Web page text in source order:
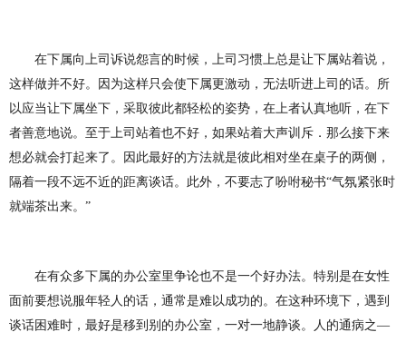
在下属向上司诉说怨言的时候，上司习惯上总是让下属站着说，
这样做并不好。因为这样只会使下属更激动，无法听进上司的话。所
以应当让下属坐下，采取彼此都轻松的姿势，在上者认真地听，在下
者善意地说。至于上司站着也不好，如果站着大声训斥．那么接下来
想必就会打起来了。因此最好的方法就是彼此相对坐在桌子的两侧，
隔着一段不远不近的距离谈话。此外，不要志了吩咐秘书“气氛紧张时
就端茶出来。”
在有众多下属的办公室里争论也不是一个好办法。特别是在女性
面前要想说服年轻人的话，通常是难以成功的。在这种环境下，遇到
谈话困难时，最好是移到别的办公室，一对一地静谈。人的通病之—